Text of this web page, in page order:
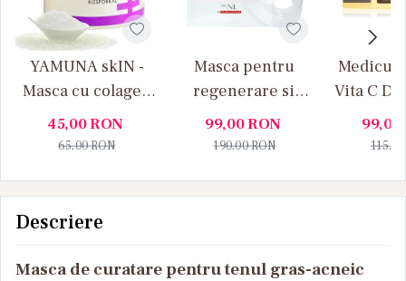
YAMUNA skIN -
Masca cu colagen
si pudra de orez,
control sebum
45,00RON
65,00RON
Masca pentru
regenerare si
fermitate Bio-Cell
Mask Doctor NL -
99,00RON
190,00RON
Vita C
Masti
99,00
Descriere
Masca de curatare pentru tenul gras-acneic